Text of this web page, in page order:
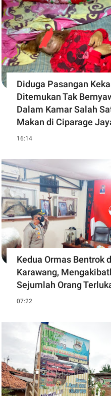
Diduga Pasangan
Ditemukan Tak
Dalam Kamar Salah
Makan di Ciparage
16:14
Kedua Ormas Bentrok
Karawang,
Sejumlah Orang
07:22